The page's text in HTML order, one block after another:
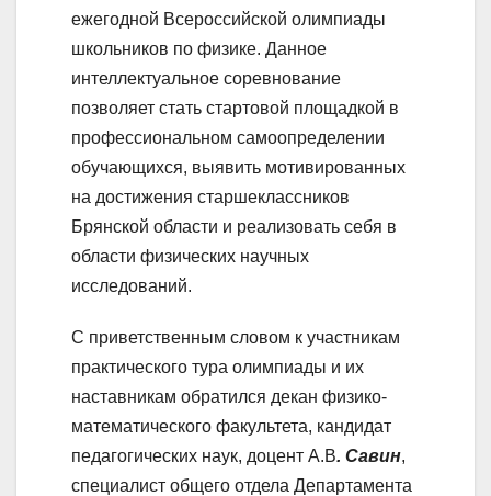
ежегодной Всероссийской олимпиады
школьников по физике. Данное
интеллектуальное соревнование
позволяет стать стартовой площадкой в
профессиональном самоопределении
обучающихся, выявить мотивированных
на достижения старшеклассников
Брянской области и реализовать себя в
области физических научных
исследований.
С приветственным словом к участникам
практического тура олимпиады и их
наставникам обратился декан физико-
математического факультета, кандидат
педагогических наук, доцент А.В. Савин,
специалист общего отдела Департамента